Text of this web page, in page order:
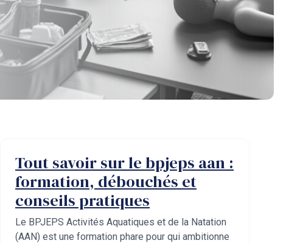
Tout savoir sur le bpjeps aan :
formation, débouchés et
conseils pratiques
Le BPJEPS Activités Aquatiques et de la Natation
(AAN) est une formation phare pour qui ambitionne